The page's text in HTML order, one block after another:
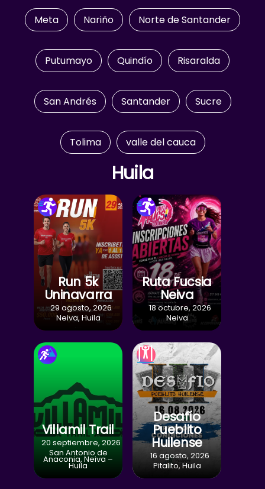
Meta Nariño Norte de Santander
Putumayo Quindío Risaralda
San Andrés Santander Sucre
Tolima valle del cauca
Huila
Run 5k
Uninavarra
29 agosto, 2026
Neiva, Huila
Ruta Fucsia
Neiva
18 octubre, 2026
Neiva
Villamil Trail
20 septiembre, 2026
San Antonio de
Anaconia, Neiva –
Huila
Desafío
Pueblito
Huilense
16 agosto, 2026
Pitalito, Huila